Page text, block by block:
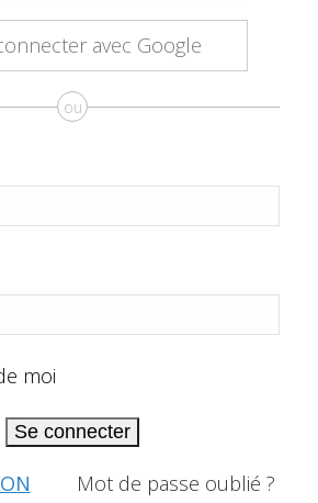
avec Google
ou
moi
Se connecter
Mot de passe oublié ?